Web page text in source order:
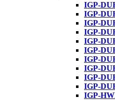
IGP-
IGP-
IGP-
IGP-
IGP-
IGP-
IGP-
IGP-
IGP-
IGP-
IGP-